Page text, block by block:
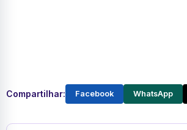
Compartilhar: Facebook WhatsApp